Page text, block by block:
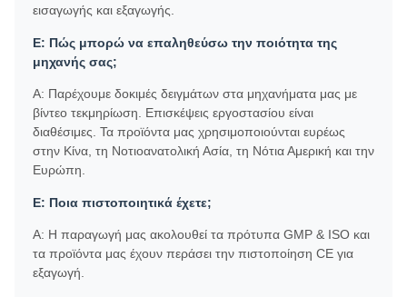
εισαγωγής και εξαγωγής.
Ε: Πώς μπορώ να επαληθεύσω την ποιότητα της
μηχανής σας;
Α: Παρέχουμε δοκιμές δειγμάτων στα μηχανήματα μας με
βίντεο τεκμηρίωση. Επισκέψεις εργοστασίου είναι
διαθέσιμες. Τα προϊόντα μας χρησιμοποιούνται ευρέως
στην Κίνα, τη Νοτιοανατολική Ασία, τη Νότια Αμερική και την
Ευρώπη.
Ε: Ποια πιστοποιητικά έχετε;
Α: Η παραγωγή μας ακολουθεί τα πρότυπα GMP & ISO και
τα προϊόντα μας έχουν περάσει την πιστοποίηση CE για
εξαγωγή.